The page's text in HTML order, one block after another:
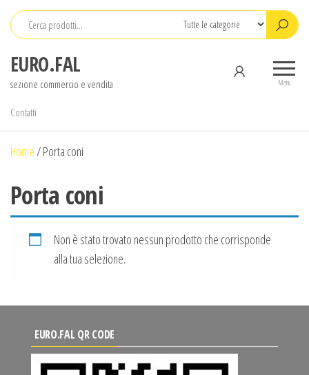
Salta
contenuto
EURO.FAL
sezione commercio e vendita Menu
Contatti
Home/Porta coni
Porta coni
Non è stato trovato nessun prodotto che corrisponde
alla tua selezione.
EURO.FAL QR CODE